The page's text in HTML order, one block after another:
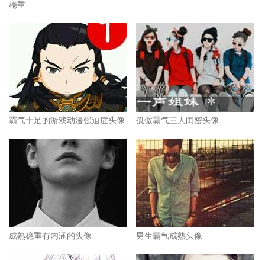
稳重
霸气十足的游戏动漫强迫症头像 孤傲霸气三人闺密头像
成熟稳重有内涵的头像 男生霸气成熟头像